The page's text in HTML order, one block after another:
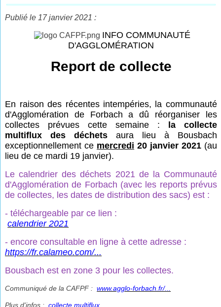
Publié le 17 janvier 2021 :
INFO COMMUNAUTÉ
D'AGGLOMÉRATION
Report de collecte
En raison des récentes intempéries, la communauté
d'Agglomération de Forbach a dû réorganiser les
collectes prévues cette semaine : la collecte
multiflux des déchets aura lieu à Bousbach
exceptionnellement ce mercredi 20 janvier 2021(au
lieu de ce mardi 19 janvier).
Le calendrier des déchets 2021 de la Communauté
d'Agglomération de Forbach (avec les reports prévus
de collectes, les dates de distribution des sacs) est :
- téléchargeable par ce lien :
calendrier 2021
- encore consultable en ligne à cette adresse :
https://fr.calameo.com/...
Bousbach est en zone 3 pour les collectes.
Communiqué de la CAFPF :www.agglo-forbach.fr/...
Plus d'infos :collecte multiflux